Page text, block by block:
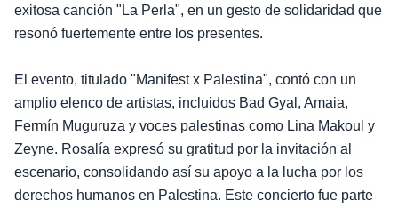
exitosa canción "La Perla", en un gesto de solidaridad que
resonó fuertemente entre los presentes.
El evento, titulado "Manifest x Palestina", contó con un
amplio elenco de artistas, incluidos Bad Gyal, Amaia,
Fermín Muguruza y voces palestinas como Lina Makoul y
Zeyne. Rosalía expresó su gratitud por la invitación al
escenario, consolidando así su apoyo a la lucha por los
derechos humanos en Palestina. Este concierto fue parte